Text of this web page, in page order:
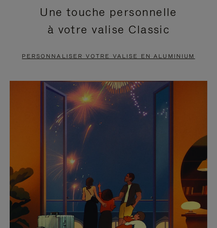
EN
PAUSE,
APPUYEZ
POUR
METTRE
PAUSE
VIDÉO
EST
DÉSACTIVÉ.
CLIQUER
POUR
RÉACTIVER
LE
SON
Une touche personnelle
à votre valise Classic
PERSONNALISER VOTRE VALISE EN ALUMINIUM